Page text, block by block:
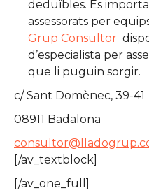
deduïbles. És
assessorats per
Grup Consultor
d’especialista per
que li puguin sorgir.
c/ Sant Domènec, 39-41
08911 Badalona
[/av_textblock]
[/av_one_full]